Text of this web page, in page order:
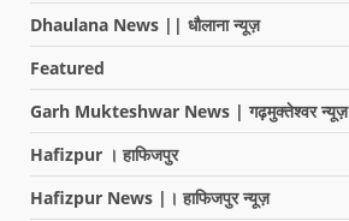
Dhaulana News || धौलाना न्यूज़
Featured
Garh Mukteshwar News | गढ़मुक्तेश्वर न्यूज़
Hafizpur । हाफिजपुर
Hafizpur News |। हाफिजपुर न्यूज़